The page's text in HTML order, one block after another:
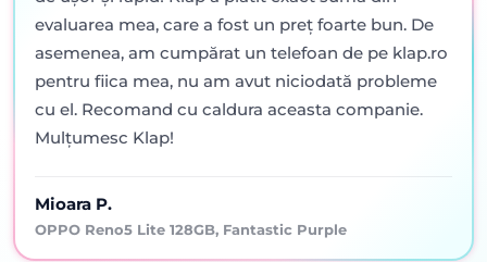
evaluarea mea, care a fost un preț foarte bun. De
asemenea, am cumpărat un telefoan de pe klap.ro
pentru fiica mea, nu am avut niciodată probleme
cu el. Recomand cu caldura aceasta companie.
Mulțumesc Klap!
Mioara P.
OPPO Reno5 Lite 128GB, Fantastic Purple